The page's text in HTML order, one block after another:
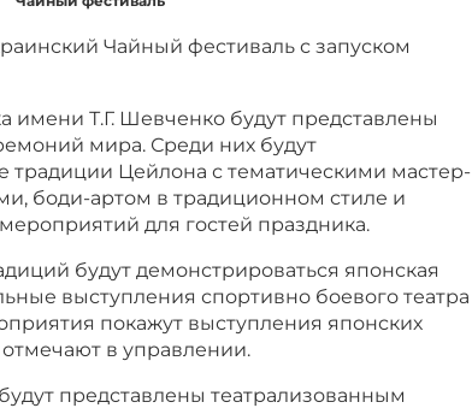
Чайный фестиваль с запуском
имени Т.Г. Шевченко будут представлены
мира. Среди них будут
Цейлона с тематическими мастер-
боди-артом в традиционном стиле и
для гостей праздника.
будут демонстрироваться японская
выступления спортивно боевого театра
покажут выступления японских
в управлении.
представлены театрализованным